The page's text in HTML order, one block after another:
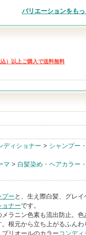
バリエーションをも
）以上ご購入で送料無料
ディショナー > シャンプー
マ > 白髪染め・ヘアカラー
プー と、生え際白髪、グレイ
ョナーです。
ラニン色素も流出防止。色
。根元から立ち上がるふんわ
リオールのカラー コンディ